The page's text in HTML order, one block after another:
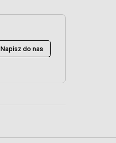
Napisz do nas